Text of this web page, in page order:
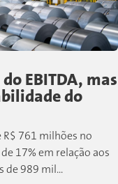
EBITDA, mas
do
R$ 761 milhões no
17% em relação aos
de 989 mil...